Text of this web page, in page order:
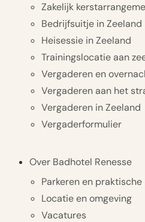
Zakelijk
Bedrijfsuitje in Zeeland
Heisessie in Zeeland
Trainingslocatie aan
Vergaderen en
Vergaderen aan het
Vergaderen in Zeeland
Vergaderformulier
Over Badhotel Renesse
Parkeren en
Locatie en omgeving
Vacatures